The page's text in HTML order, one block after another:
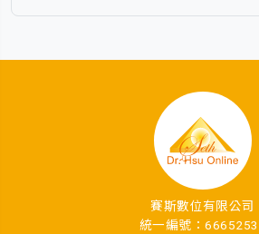
賽斯數位有限公司
統一編號：